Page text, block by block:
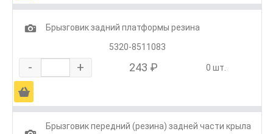
1
Брызговик задний платформы резина
5320-8511083
- + 243 ₽ 0 шт.
Ä
Брызговик передний (резина) задней части крыла